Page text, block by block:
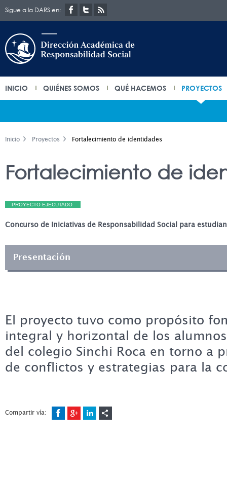
Sigue a la DARS en:
INICIO QUIÉNES SOMOS QUÉ HACEMOS PROYECTOS
Inicio Proyectos Fortalecimiento de identidades
Fortalecimiento de
PROYECTO EJECUTADO
Concurso de Iniciativas de Responsabilidad Social para
Presentación
El proyecto tuvo como propósito
integral y horizontal de los
del colegio Sinchi Roca en torno a
de conflictos y estrategias para la
Compartir vía: